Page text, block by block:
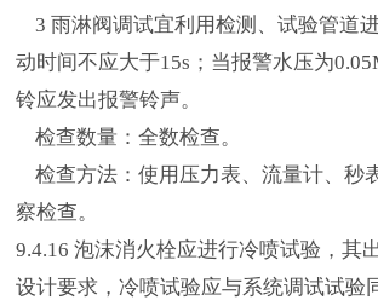
3 雨淋阀调试宜利用检测、试验管道
动时间不应大于15s；当报警水压为
铃应发出报警铃声。
检查数量：全数检查。
检查方法：使用压力表、流量计、秒
察检查。
9.4.16 泡沫消火栓应进行冷喷试验，其
设计要求，冷喷试验应与系统调试试验